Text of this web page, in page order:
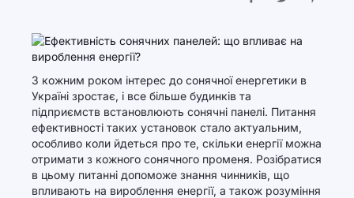
З кожним роком інтерес до сонячної енергетики в
Україні зростає, і все більше будинків та
підприємств встановлюють сонячні панелі. Питання
ефективності таких установок стало актуальним,
особливо коли йдеться про те, скільки енергії можна
отримати з кожного сонячного променя. Розібратися
в цьому питанні допоможе знання чинників, що
впливають на вироблення енергії, а також розуміння